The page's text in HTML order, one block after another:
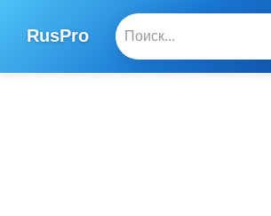
RusPro